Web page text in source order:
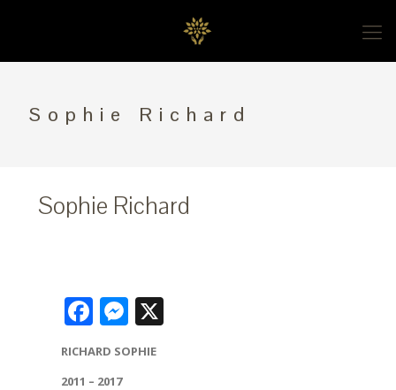
Sophie Richard
Sophie Richard
Facebook
Messenger
RICHARD SOPHIE
2011 – 2017